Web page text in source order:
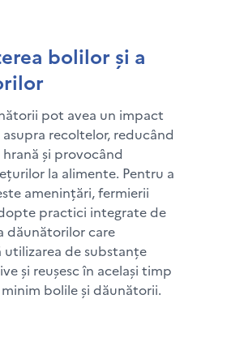
bolilor și a
pot avea un impact
recoltelor, reducând
hrană și provocând
la alimente. Pentru a
amenințări, fermierii
practici integrate de
dăunătorilor care
utilizarea de substanțe
și reușesc în același timp
bolile și dăunătorii.